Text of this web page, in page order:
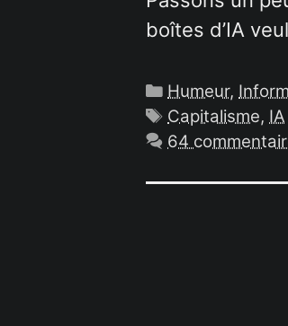
boîtes d’IA
Catégories
Humeur,
Étiquettes
Capitalisme, IA
64